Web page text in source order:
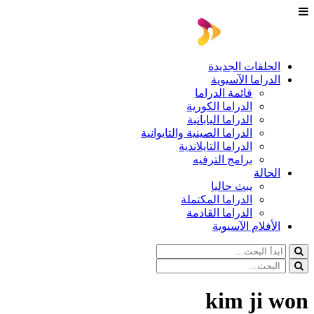
الحلقات الجديدة
الدراما الآسيوية
قائمة الدراما
الدراما الكورية
الدراما اليابانية
الدراما الصينية والتايوانية
الدراما التايلاندية
برامج الترفيه
الحالة
يبث حاليا
الدراما المكتملة
الدراما القادمة
الأفلام الآسيوية
kim ji won